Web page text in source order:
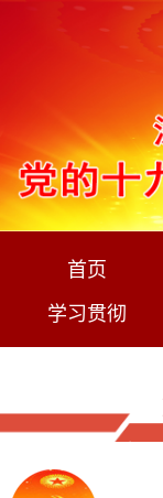
首页
学习贯彻